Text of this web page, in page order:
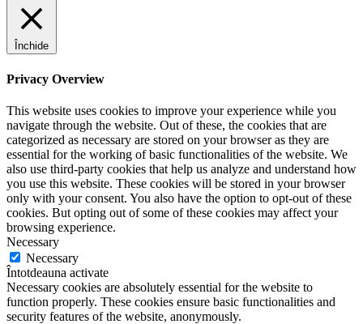
Închide
Privacy Overview
This website uses cookies to improve your experience while you
navigate through the website. Out of these, the cookies that are
categorized as necessary are stored on your browser as they are
essential for the working of basic functionalities of the website. We
also use third-party cookies that help us analyze and understand how
you use this website. These cookies will be stored in your browser
only with your consent. You also have the option to opt-out of these
cookies. But opting out of some of these cookies may affect your
browsing experience.
Necessary
Necessary
Întotdeauna activate
Necessary cookies are absolutely essential for the website to
function properly. These cookies ensure basic functionalities and
security features of the website, anonymously.